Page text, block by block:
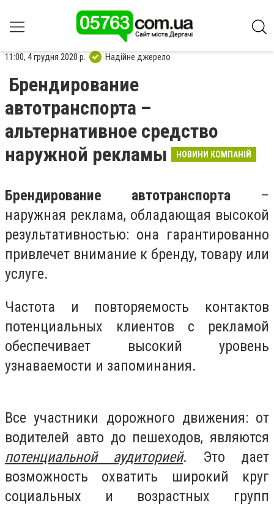
11:00, 4 грудня 2020 р. Надійне джерело
Брендирование
автотранспорта –
альтернативное средство
наружной рекламы
НОВИНИ КОМПАНІЙ
Брендирование автотранспорта –
наружная реклама, обладающая высокой
результативностью: она гарантированно
привлечет внимание к бренду, товару или
услуге.
Частота и повторяемость контактов
потенциальных клиентов с рекламой
обеспечивает высокий уровень
узнаваемости и запоминания.
Все участники дорожного движения: от
водителей авто до пешеходов, являются
потенциальной аудиторией. Это дает
возможность охватить широкий круг
социальных и возрастных групп